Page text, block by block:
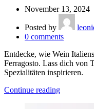
November 13, 2024
Posted by
0 comments
Entdecke, wie Wein
Ferragosto. Lass dich von
Spezialitäten inspirieren.
Continue reading